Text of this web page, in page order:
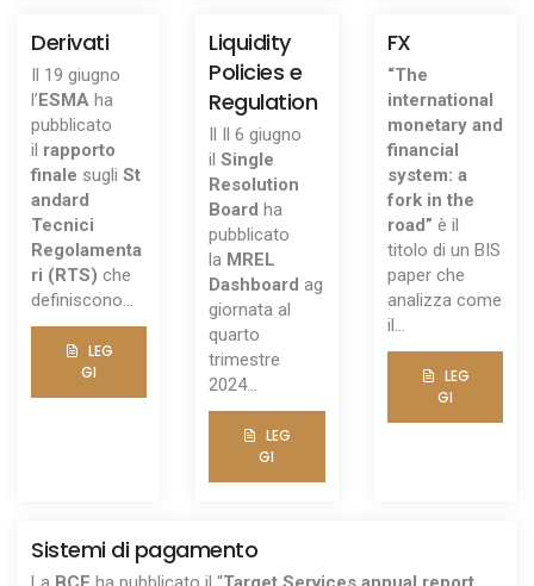
Derivati
Il 19 giugno
l’ ESMA ha
pubblicato
il rapporto
finale sugli St
andard
Tecnici
Regolamenta
ri (RTS) che
definiscono...
LEG
GI
Liquidity
Policies e
Regulation
Il Il 6 giugno
ilSingle
Resolution
Board ha
pubblicato
la MREL
Dashboard ag
giornata al
quarto
trimestre
2024...
LEG
GI
FX
“The
international
monetary and
financial
system: a
fork in the
road” è il
titolo di un BIS
paper che
analizza come
il...
LEG
GI
Sistemi di pagamento